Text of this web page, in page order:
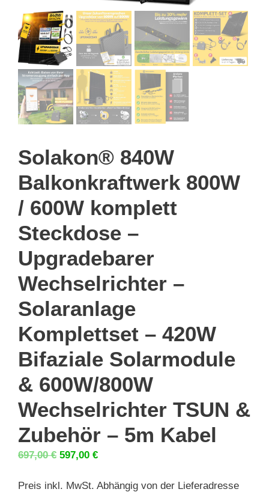
Solakon® 840W
Balkonkraftwerk 800W
/ 600W komplett
Steckdose –
Upgradebarer
Wechselrichter –
Solaranlage
Komplettset – 420W
Bifaziale Solarmodule
& 600W/800W
Wechselrichter TSUN &
Zubehör – 5m Kabel
697,00€ Ursprünglicher
war:
597,00 €Aktueller
ist:
Preis inkl. MwSt. Abhängig von der Lieferadresse